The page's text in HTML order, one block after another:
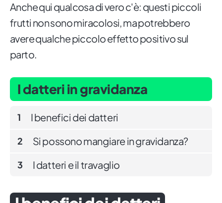
Anche qui qualcosa di vero c'è: questi piccoli
frutti non sono miracolosi, ma potrebbero
avere qualche piccolo effetto positivo sul
parto.
I datteri in gravidanza
1 I benefici dei datteri
2 Si possono mangiare in gravidanza?
3 I datteri e il travaglio